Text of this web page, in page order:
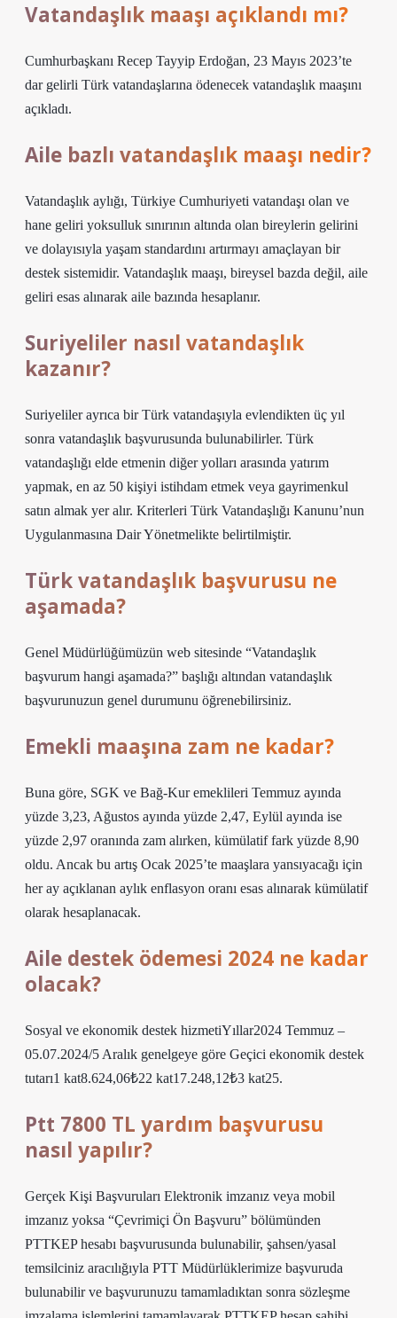
Vatandaşlık maaşı açıklandı mı?
Cumhurbaşkanı Recep Tayyip Erdoğan, 23 Mayıs 2023’te
dar gelirli Türk vatandaşlarına ödenecek vatandaşlık maaşını
açıkladı.
Aile bazlı vatandaşlık maaşı nedir?
Vatandaşlık aylığı, Türkiye Cumhuriyeti vatandaşı olan ve
hane geliri yoksulluk sınırının altında olan bireylerin gelirini
ve dolayısıyla yaşam standardını artırmayı amaçlayan bir
destek sistemidir. Vatandaşlık maaşı, bireysel bazda değil, aile
geliri esas alınarak aile bazında hesaplanır.
Suriyeliler nasıl vatandaşlık
kazanır?
Suriyeliler ayrıca bir Türk vatandaşıyla evlendikten üç yıl
sonra vatandaşlık başvurusunda bulunabilirler. Türk
vatandaşlığı elde etmenin diğer yolları arasında yatırım
yapmak, en az 50 kişiyi istihdam etmek veya gayrimenkul
satın almak yer alır. Kriterleri Türk Vatandaşlığı Kanunu’nun
Uygulanmasına Dair Yönetmelikte belirtilmiştir.
Türk vatandaşlık başvurusu ne
aşamada?
Genel Müdürlüğümüzün web sitesinde “Vatandaşlık
başvurum hangi aşamada?” başlığı altından vatandaşlık
başvurunuzun genel durumunu öğrenebilirsiniz.
Emekli maaşına zam ne kadar?
Buna göre, SGK ve Bağ-Kur emeklileri Temmuz ayında
yüzde 3,23, Ağustos ayında yüzde 2,47, Eylül ayında ise
yüzde 2,97 oranında zam alırken, kümülatif fark yüzde 8,90
oldu. Ancak bu artış Ocak 2025’te maaşlara yansıyacağı için
her ay açıklanan aylık enflasyon oranı esas alınarak kümülatif
olarak hesaplanacak.
Aile destek ödemesi 2024 ne kadar
olacak?
Sosyal ve ekonomik destek hizmetiYıllar2024 Temmuz –
05.07.2024/5 Aralık genelgeye göre Geçici ekonomik destek
tutarı1 kat8.624,06₺22 kat17.248,12₺3 kat25.
Ptt 7800 TL yardım başvurusu
nasıl yapılır?
Gerçek Kişi Başvuruları Elektronik imzanız veya mobil
imzanız yoksa “Çevrimiçi Ön Başvuru” bölümünden
PTTKEP hesabı başvurusunda bulunabilir, şahsen/yasal
temsilciniz aracılığıyla PTT Müdürlüklerimize başvuruda
bulunabilir ve başvurunuzu tamamladıktan sonra sözleşme